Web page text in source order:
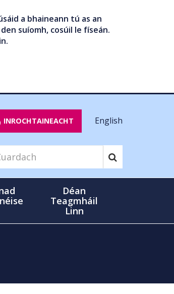
a bhaineann tú as an
suíomh, cosúil le físeán.
INROCHTAINEACHT English
Déan
Teagmháil
Linn